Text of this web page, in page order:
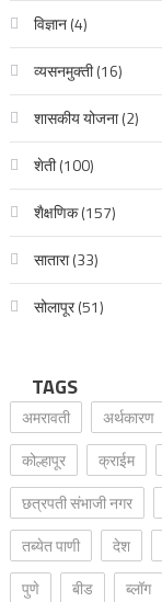
विज्ञान(4)
व्यसनमुक्ती(16)
शासकीय योजना(2)
शेती(100)
शैक्षणिक(157)
सातारा(33)
सोलापूर(51)
TAGS
अमरावती अर्थकारण
कोल्हापूर
क्राईम
छत्रपती संभाजी नगर
तब्येत पाणी
देश
पुणे
बीड ब्लॉग